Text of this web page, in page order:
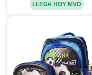
LLEGA HOY MVD